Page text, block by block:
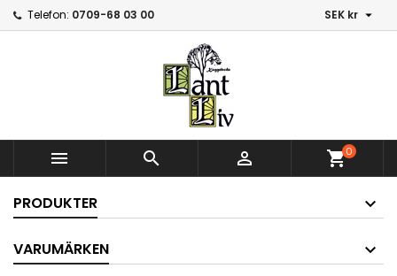
Telefon: 0709-68 03 00 SEK kr 
   shopping_cart0
PRODUKTER
VARUMÄRKEN